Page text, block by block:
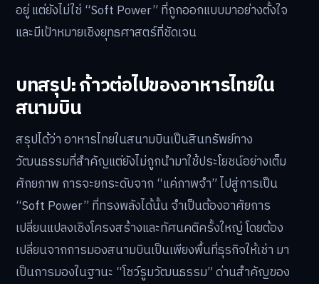
อยู่ แต่ยังไม่ใช่ “Soft Power” ที่ถูกออกแบบมาอย่างตั้งใจ
และมีเป้าหมายเชิงยุทธศาสตร์ที่ชัดเจน
บทสรุป: ก้าวต่อไปของอาหารไทยใน
สนามบิน
สรุปได้ว่า อาหารไทยในสนามบินเป็นสินทรัพย์ทาง
วัฒนธรรมที่สำคัญแต่ยังไม่ถูกนำมาใช้ประโยชน์อย่างเต็ม
ศักยภาพ การจะยกระดับจาก “แค่ภาพจำ” ไปสู่การเป็น
“Soft Power” ที่ทรงพลังได้นั้น จำเป็นต้องอาศัยการ
เปลี่ยนแปลงเชิงโครงสร้างและทัศนคติครั้งใหญ่ โดยต้อง
เปลี่ยนจากการมองสนามบินเป็นเพียงพื้นที่ธุรกิจให้เช่า มา
เป็นการมองในฐานะ “โชว์รูมวัฒนธรรม” ด่านสำคัญของ